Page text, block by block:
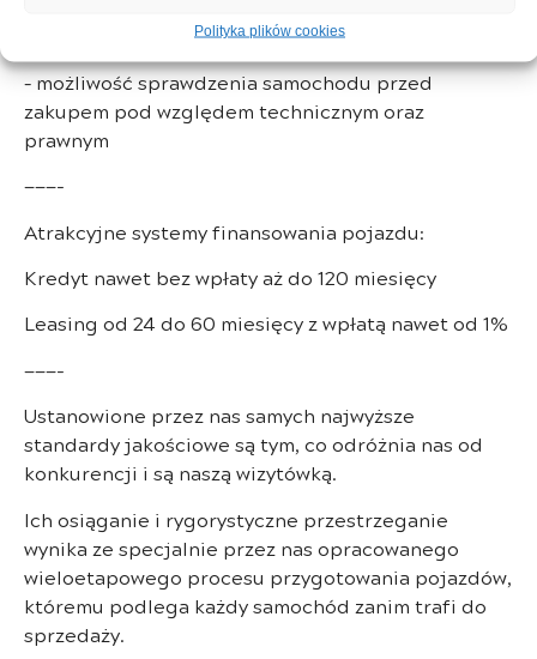
Polityka plików cookies
oraz korzystnego finansowania
– możliwość sprawdzenia samochodu przed
zakupem pod względem technicznym oraz
prawnym
———-
Atrakcyjne systemy finansowania pojazdu:
Kredyt nawet bez wpłaty aż do 120 miesięcy
Leasing od 24 do 60 miesięcy z wpłatą nawet od 1%
———-
Ustanowione przez nas samych najwyższe
standardy jakościowe są tym, co odróżnia nas od
konkurencji i są naszą wizytówką.
Ich osiąganie i rygorystyczne przestrzeganie
wynika ze specjalnie przez nas opracowanego
wieloetapowego procesu przygotowania pojazdów,
któremu podlega każdy samochód zanim trafi do
sprzedaży.